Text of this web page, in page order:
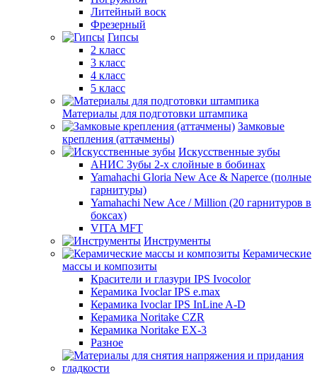
Литейный воск
Фрезерный
Гипсы
2 класс
3 класс
4 класс
5 класс
Материалы для подготовки штампика
Замковые
крепления (аттачмены)
Искусственные зубы
АНИС Зубы 2-х слойные в бобинах
Yamahachi Gloria New Ace & Naperce (полные
гарнитуры)
Yamahachi New Ace / Million (20 гарнитуров в
боксах)
VITA MFT
Инструменты
Керамические
массы и композиты
Красители и глазури IPS Ivocolor
Керамика Ivoclar IPS e.max
Керамика Ivoclar IPS InLine A-D
Керамика Noritake CZR
Керамика Noritake EX-3
Разное